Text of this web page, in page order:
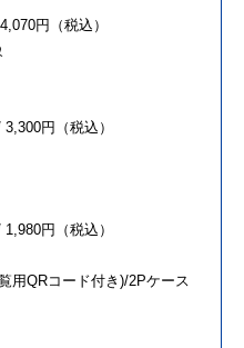
円（税込）
円（税込）
円（税込）
用QRコード付き)/2Pケース